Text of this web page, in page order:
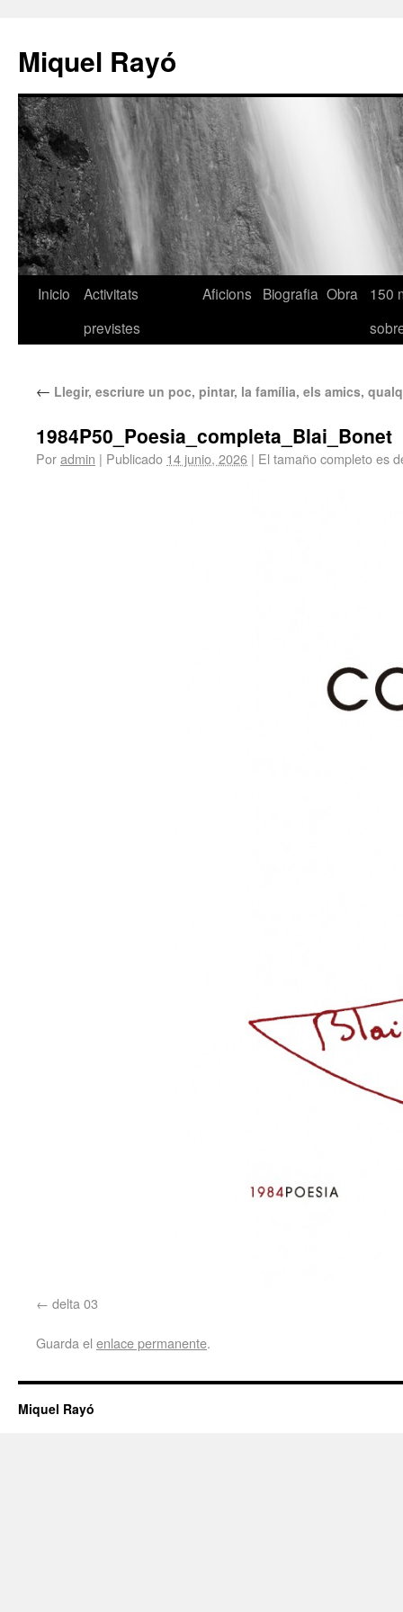
Miquel Rayó
Inicio
Activitats
previstes
Aficions Biografia Obra
150
← Llegir, escriure un poc, pintar, la família, els amics,
1984P50_Poesia_completa_Blai_Bonet
Poradmin | Publicado 14 junio, 2026 | El tamaño completo es
delta 03
Guarda el enlace permanente.
Miquel Rayó